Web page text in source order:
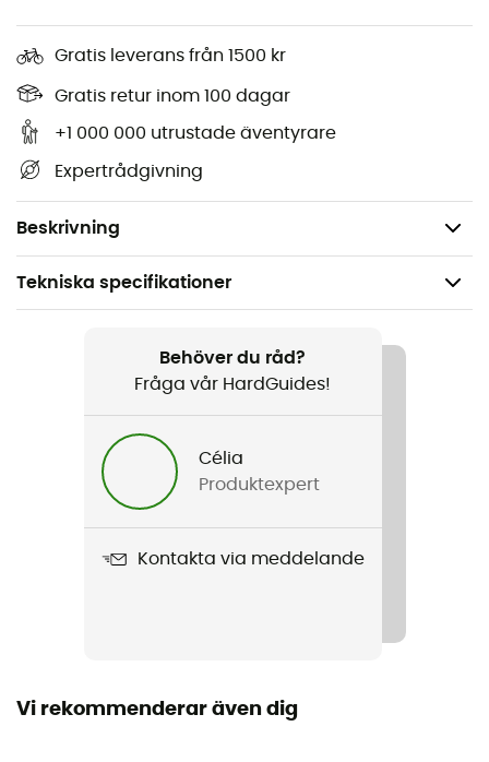
Gratis leverans från 1500 kr
Gratis retur inom 100 dagar
+1 000 000 utrustade äventyrare
Expertrådgivning
Beskrivning
Två framfickor, två bakfickor
Grenkil
Vikt: 298 g
Passform: Standard
Storlek: 2-12
Material: Coton Stretch Twill (98% Ekologisk bomull,
2% Elastan)
Tekniska specifikationer
Vandring / Klättring / Den dagliga
Produktnamn
Behöver du råd?
Fråga vår HardGuides!
Célia
Produktexpert
Kontakta via meddelande
Vi rekommenderar även dig